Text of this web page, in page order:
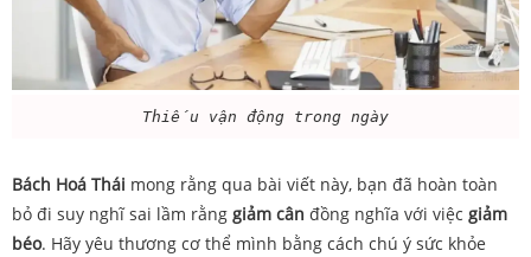
Thiếu vận động trong ngày
Bách Hoá Thái mong rằng qua bài viết này, bạn đã hoàn toàn
bỏ đi suy nghĩ sai lầm rằng giảm cân đồng nghĩa với việc giảm
béo. Hãy yêu thương cơ thể mình bằng cách chú ý sức khỏe